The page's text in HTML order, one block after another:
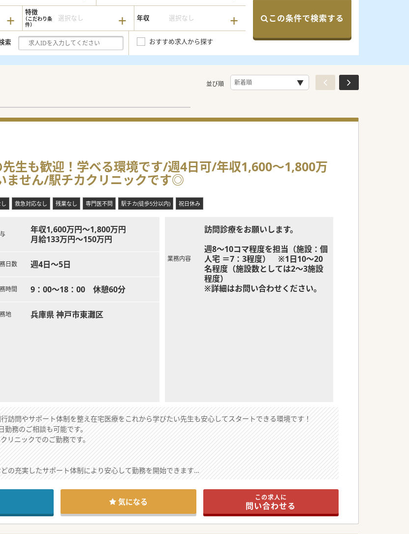
特徴
選択なし 年収 選択なし
索 おすすめ求人から探す
この条件で検索する
並び順
先生も歓迎！学べる環境です/週4日可/年収1,600～1,800万
ません/駅チカクリニックです◎
救急対応なし 残業なし 専門医不問 駅チカ(徒歩5分以内) 祝日休み
年収1,600万円～1,800万円
月給133万円～150万円
日数 週4日～5日
時間 9：00～18：00 休憩60分
地 兵庫県 神戸市東灘区
業務内容
訪問診療をお願いします。
週8～10コマ程度を担当（施設：個
人宅 ＝7：3程度） ※1日10～20
名程度（施設数としては2～3施設
程度）
※詳細はお問い合わせください。
訪問やサポート体制を整え在宅医療をこれから学びたい先生も安心してスタートできる環境です！
務のご相談も可能です。
リニックでのご勤務です。
の充実したサポート体制により安心して勤務を開始できます
り駅からも近く毎日の通勤が非常に快適な好立地です
相談しやすく他職種との連携もスムーズに行われています
い地域密着型の訪問診療体制をさらに強化するための増員です
気になる この求人に
問い合わせる